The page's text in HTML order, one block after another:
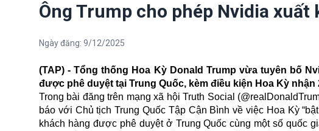
Ông Trump cho phép Nvidia
Ngày đăng: 9/12/2025
(TAP) - Tổng thống Hoa Kỳ Donald Trump vừa tuyên bố
được phê duyệt tại Trung Quốc, kèm điều kiện Hoa Kỳ nhận
Trong bài đăng trên mạng xã hội Truth Social
báo với Chủ tịch Trung Quốc Tập Cận Bình về việc Hoa Kỳ
khách hàng được phê duyệt ở Trung Quốc cùng một số quốc